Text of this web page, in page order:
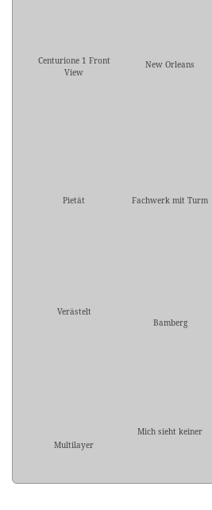
Centurione 1 Front
View
New Orleans
Pietät Fachwerk mit Turm
Verästelt
Bamberg
Multilayer
Mich sieht keiner